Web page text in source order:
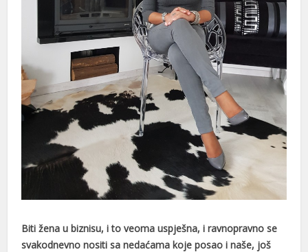
Oku
panel
panel
Biti žena u biznisu, i to veoma uspješna, i ravnopravno se
svakodnevno nositi sa nedaćama koje posao i naše, još